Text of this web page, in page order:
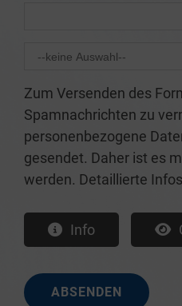
Zum Versenden des
Spamnachrichten zu
personenbezogene
gesendet. Daher ist es
werden. Detaillierte
Info